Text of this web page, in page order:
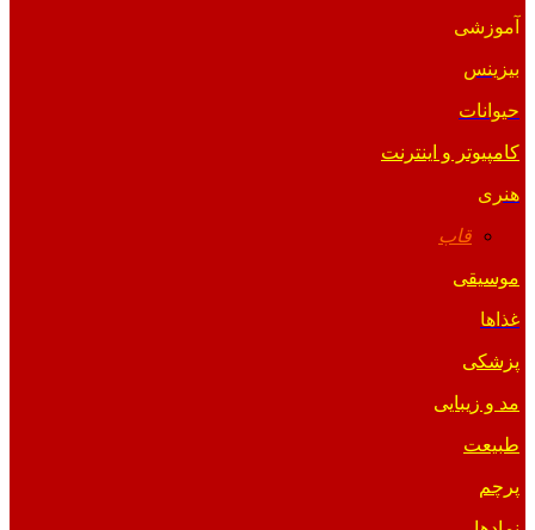
آموزشی
بیزینس
حیوانات
کامپیوتر و اینترنت
هنری
قاب
موسیقی
غذاها
پزشکی
مد و زیبایی
طبیعت
پرچم